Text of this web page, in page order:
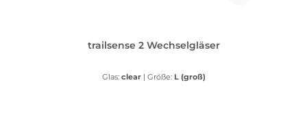
trailsense 2 Wechselgläser
Glas: clear | Größe: L (groß)